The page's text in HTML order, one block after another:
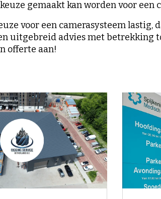
gemaakt kan worden voor
voor een camerasysteem
uitgebreid advies met betrekking
offerte aan!